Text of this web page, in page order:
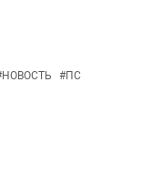
НОВОСТЬ #ПС